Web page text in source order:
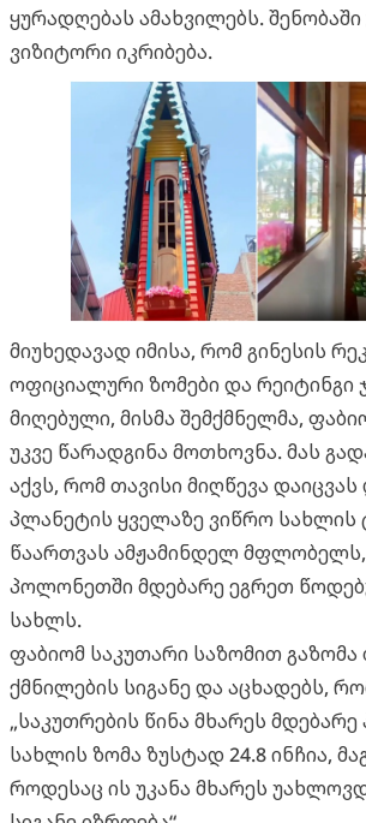
ყურადღებას ამახვილებს.
ვიზიტორი იკრიბება.
მიუხედავად იმისა, რომ გინესის
ოფიციალური ზომები და რეიტინგი
მიღებული, მისმა შემქმნელმა,
უკვე წარადგინა მოთხოვნა. მას
აქვს, რომ თავისი მიღწევა
პლანეტის ყველაზე ვიწრო
წაართვას ამჟამინდელ მფლობელს,
პოლონეთში მდებარე ეგრეთ
სახლს.
ფაბიომ საკუთარი საზომით გაზომა
ქმნილების სიგანე და აცხადებს,
„საკუთრების წინა მხარეს მდებარე
სახლის ზომა ზუსტად 24.8 ინჩია,
როდესაც ის უკანა მხარეს